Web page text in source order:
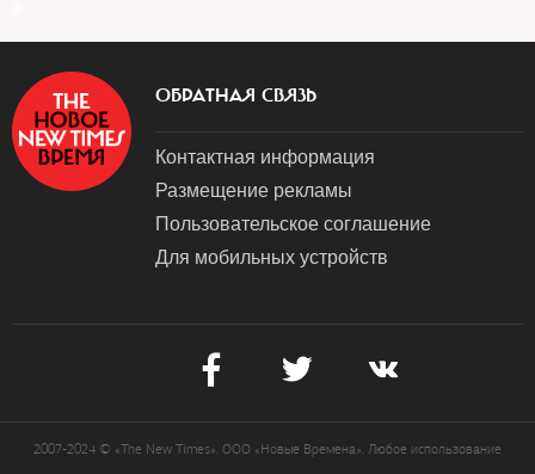
ОБРАТНАЯ СВЯЗЬ
Контактная информация
Размещение рекламы
Пользовательское соглашение
Для мобильных устройств
2007-2024 © «The New Times». ООО «Новые Времена». Любое использование